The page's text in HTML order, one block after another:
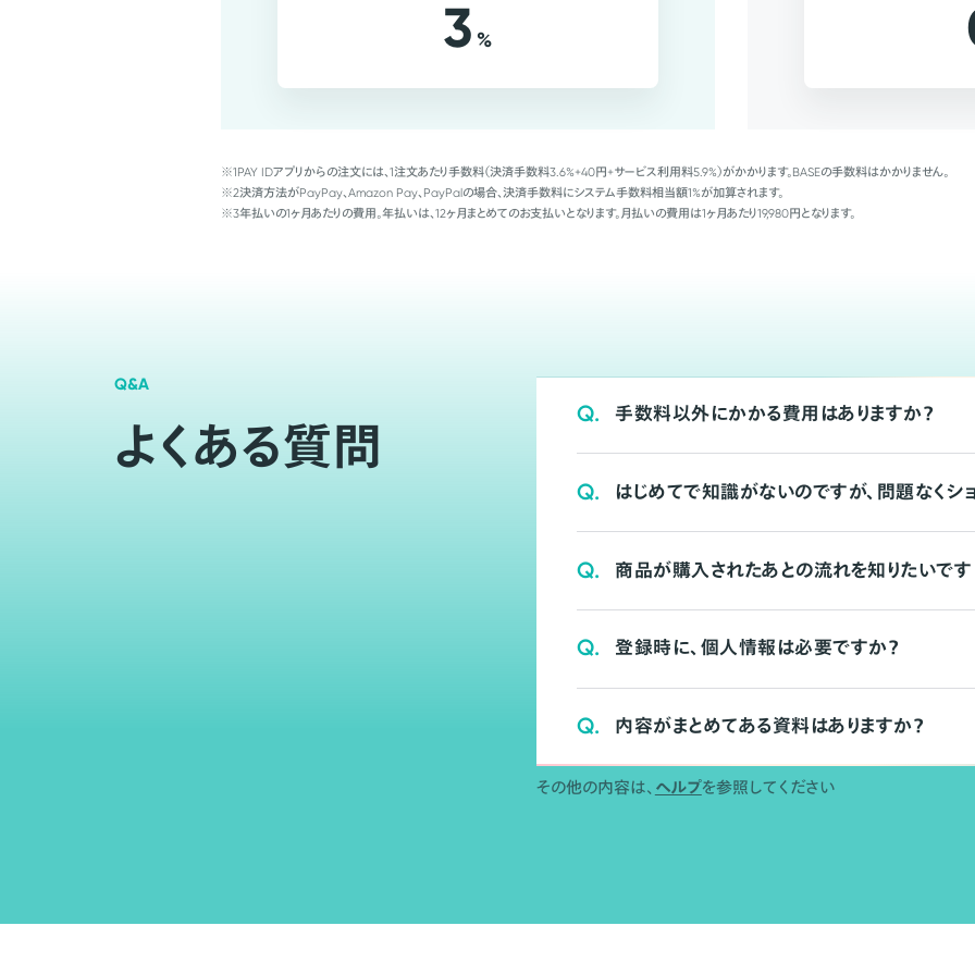
3 %
※1PAY IDアプリからの注文には、1注文あたり手数料（決済手数料3.6%+40円+サービス利用料5.9%）がかかります。BASEの手数料はかかりません。
※2決済方法がPayPay、Amazon Pay、PayPalの場合、決済手数料にシステム手数料相当額1%が加算されます。
※3年払いの1ヶ月あたりの費用。年払いは、12ヶ月まとめてのお支払いとなります。月払いの費用は1ヶ月あたり19,980円となります。
Q&A
よくある質問
Q. 手数料以外にかかる費用はありますか？
Q. はじめてで知識がないのですが、問題なくシ
Q. 商品が購入されたあとの流れを知りたいです
Q. 登録時に、個人情報は必要ですか？
Q. 内容がまとめてある資料はありますか？
その他の内容は、 ヘルプを参照してください